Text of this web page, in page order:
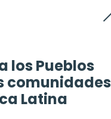
los Pueblos
comunidades
Latina